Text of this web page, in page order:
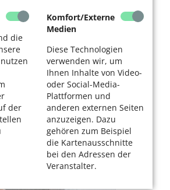
die
der
Komfort/Externe
Medien
Diese Technologien
verwenden wir, um
Ihnen Inhalte von Video-
oder Social-Media-
Plattformen und
anderen externen Seiten
anzuzeigen. Dazu
gehören zum Beispiel
die Kartenausschnitte
bei den Adressen der
Veranstalter.
„Wenn die Rente